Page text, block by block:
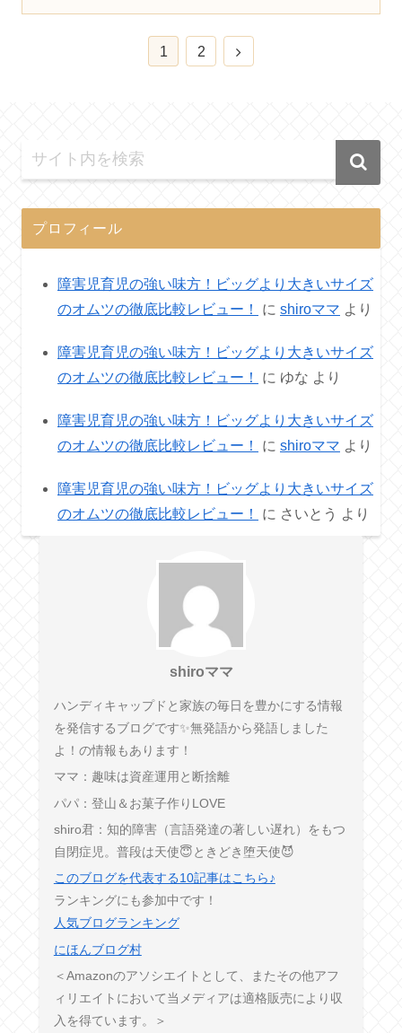
1 2
プロフィール
障害児育児の強い味方！ビッグより大きいサイズ
のオムツの徹底比較レビュー！
に shiroママ より
障害児育児の強い味方！ビッグより大きいサイズ
のオムツの徹底比較レビュー！
に ゆな より
障害児育児の強い味方！ビッグより大きいサイズ
のオムツの徹底比較レビュー！
に shiroママ より
障害児育児の強い味方！ビッグより大きいサイズ
のオムツの徹底比較レビュー！
に さいとう より
shiroママ
ハンディキャップドと家族の毎日を豊かにする情報
を発信するブログです✨無発語から発語しました
よ！の情報もあります！
ママ：趣味は資産運用と断捨離
パパ：登山＆お菓子作りLOVE
shiro君：知的障害（言語発達の著しい遅れ）をもつ
自閉症児。普段は天使😇ときどき堕天使😈
このブログを代表する10記事はこちら♪
ランキングにも参加中です！
人気ブログランキング
にほんブログ村
＜Amazonのアソシエイトとして、またその他アフ
ィリエイトにおいて当メディアは適格販売により収
入を得ています。＞